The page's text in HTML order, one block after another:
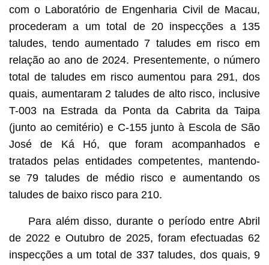
com o Laboratório de Engenharia Civil de Macau,
procederam a um total de 20 inspecções a 135
taludes, tendo aumentado 7 taludes em risco em
relação ao ano de 2024. Presentemente, o número
total de taludes em risco aumentou para 291, dos
quais, aumentaram 2 taludes de alto risco, inclusive
T-003 na Estrada da Ponta da Cabrita da Taipa
(junto ao cemitério) e C-155 junto à Escola de São
José de Ká Hó, que foram acompanhados e
tratados pelas entidades competentes, mantendo-
se 79 taludes de médio risco e aumentando os
taludes de baixo risco para 210.
Para além disso, durante o período entre Abril
de 2022 e Outubro de 2025, foram efectuadas 62
inspecções a um total de 337 taludes, dos quais, 9